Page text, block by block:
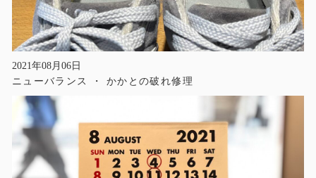
2021年08月06日
ニューバランス ・ かかとの破れ修理